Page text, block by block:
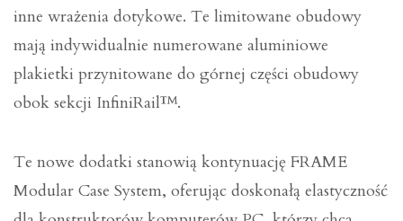
inne wrażenia dotykowe. Te limitowane obudowy
mają indywidualnie numerowane aluminiowe
plakietki przynitowane do górnej części obudowy
obok sekcji InfiniRail™.
Te nowe dodatki stanowią kontynuację FRAME
Modular Case System, oferując doskonałą elastyczność